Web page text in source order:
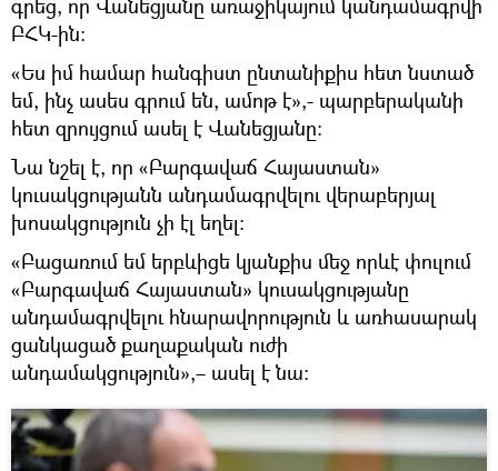
գրեց, որ Վանեցյանը առաջիկայում կանդամագրվի
ԲՀԿ-ին:
«Ես իմ համար հանգիստ ընտանիքիս հետ նստած
եմ, ինչ ասես գրում են, ամոթ է»,- պարբերականի
հետ զրույցում ասել է Վանեցյանը:
Նա նշել է, որ «Բարգավաճ Հայաստան»
կուսակցությանն անդամագրվելու վերաբերյալ
խոսակցություն չի էլ եղել։
«Բացառում եմ երբևիցե կյանքիս մեջ որևէ փուլում
«Բարգավաճ Հայաստան» կուսակցությանը
անդամագրվելու հնարավորություն և առհասարակ
ցանկացած քաղաքական ուժի
անդամակցություն»,– ասել է նա: